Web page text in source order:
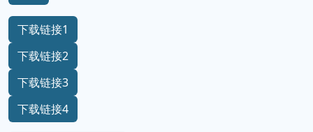
下载链接1
下载链接2
下载链接3
下载链接4